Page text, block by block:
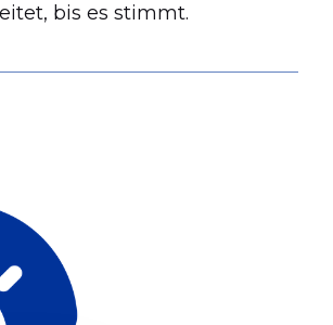
bis es stimmt.